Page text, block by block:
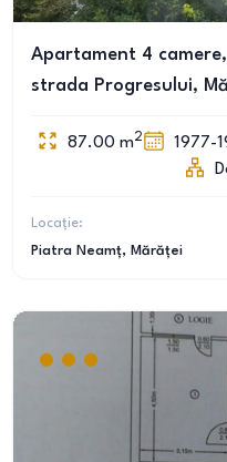
Apartament 4
strada Progresului,
87.00 m2 1977-
Locație:
Piatra Neamț, Mărăței